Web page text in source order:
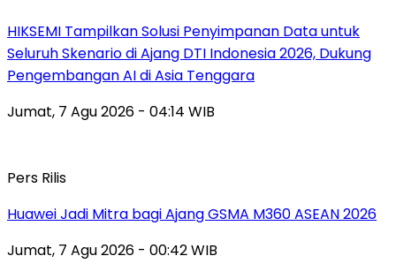
HIKSEMI Tampilkan Solusi Penyimpanan Data untuk
Seluruh Skenario di Ajang DTI Indonesia 2026, Dukung
Pengembangan AI di Asia Tenggara
Jumat, 7 Agu 2026 - 04:14 WIB
Pers Rilis
Huawei Jadi Mitra bagi Ajang GSMA M360 ASEAN 2026
Jumat, 7 Agu 2026 - 00:42 WIB